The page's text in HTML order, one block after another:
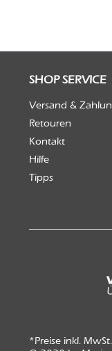
SHOP SERVICE
Versand &
Retouren
Kontakt
Hilfe
Tipps
*Preise inkl.